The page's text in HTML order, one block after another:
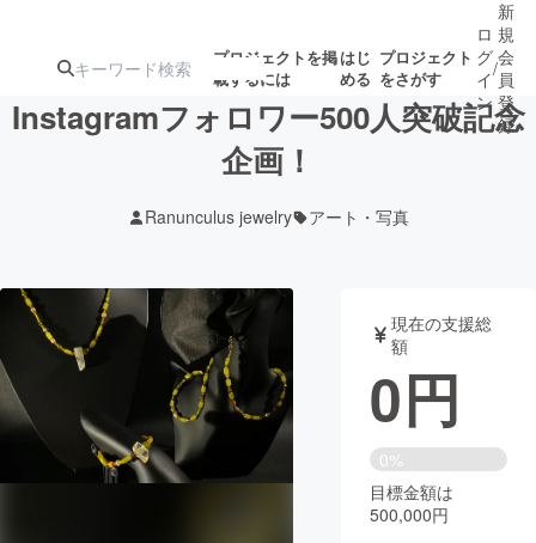
プロジェクトを掲
載するには
はじ
める
プロジェクト
をさがす
ターン
ジェクト
募集終了が近いプ
ロジェクト
アート・写真 音楽
テクノロジー・ガジェット ゲーム・サ
映像・映画 書籍・雑誌
チャレンジ
ロ
グ
イ
ン
/
新
規
会
員
登
録
Instagramフォロワー500人突破記念
企画！
Ranunculus jewelry アート・写真
現在の支援総
額
0円
0%
目標金額は
500,000円